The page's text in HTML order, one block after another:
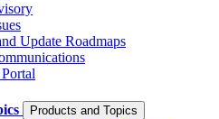
Update Roadmaps
Products and Topics